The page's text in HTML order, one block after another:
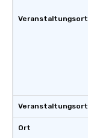
Veranstaltungsort
Ort